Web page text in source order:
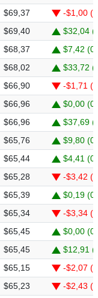
$69,37
-$1,00 (-
$69,40
$32,04
$68,37
$7,42
$68,02
$33,72
$66,90
-$1,71 (-
$66,96
$0,00
$66,96
$37,69
$65,76
$9,80
$65,44
$4,41
$65,28
-$3,42 (-
$65,39
$0,19
$65,34
-$3,34 (-
$65,45
$0,00
$65,45
$12,91
$65,15
-$2,07 (-
$65,23
-$2,43 (-